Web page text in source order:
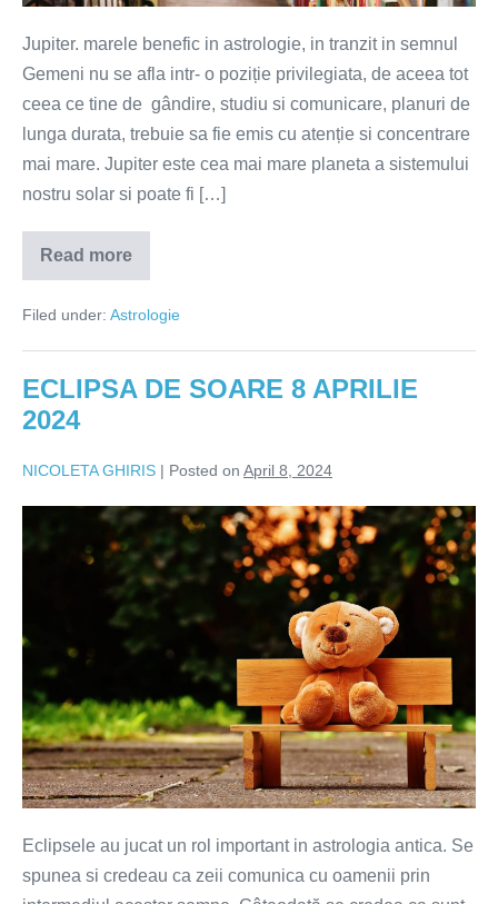
fiecare
nativ
Jupiter. marele benefic in astrologie, in tranzit in semnul
Gemeni nu se afla intr- o poziție privilegiata, de aceea tot
ceea ce tine de gândire, studiu si comunicare, planuri de
lunga durata, trebuie sa fie emis cu atenție si concentrare
mai mare. Jupiter este cea mai mare planeta a sistemului
nostru solar si poate fi […]
Read more
Jupiter
in
o
la
ani
nativ
Filed under: Astrologie
ECLIPSA DE SOARE 8 APRILIE
2024
NICOLETA GHIRIS | Posted on April 8, 2024
DE
APRILIE
2024
Eclipsele au jucat un rol important in astrologia antica. Se
spunea si credeau ca zeii comunica cu oamenii prin